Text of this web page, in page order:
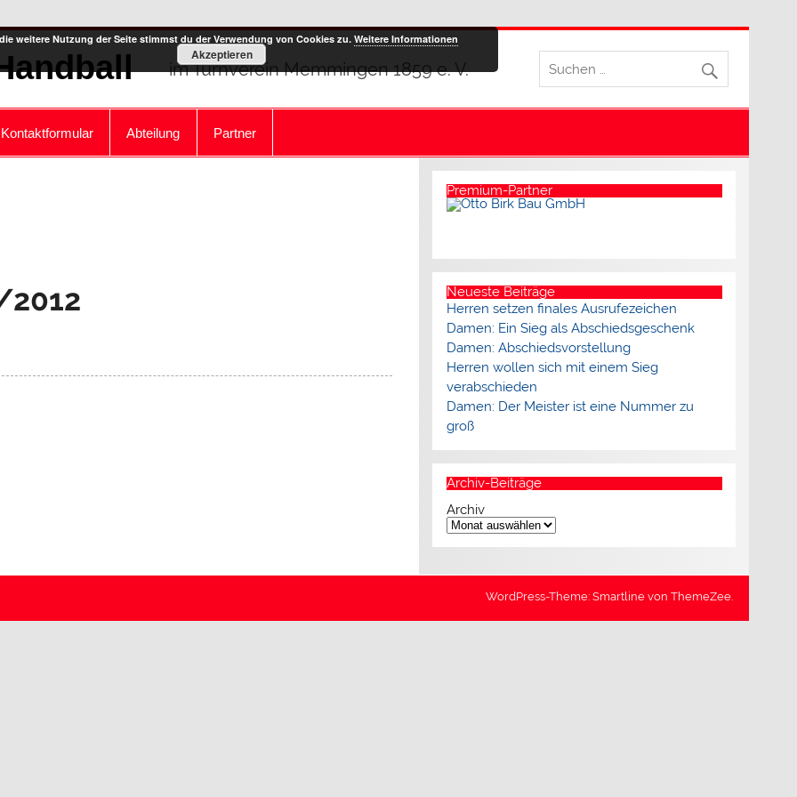
im Turnverein Memmingen 1859 e. V.
Kontaktformular Abteilung Partner
2012
Premium-Partner
Neueste Beiträge
Herren setzen finales Ausrufezeichen
Damen: Ein Sieg als Abschiedsgeschenk
Damen: Abschiedsvorstellung
Herren wollen sich mit einem Sieg
verabschieden
Damen: Der Meister ist eine Nummer zu
groß
Archiv-Beiträge
Archiv
WordPress-Theme: Smartline von ThemeZee.
weitere Nutzung der Seite stimmst du der Verwendung von Cookies zu. Weitere Informationen
Akzeptieren